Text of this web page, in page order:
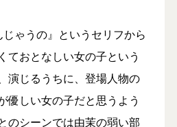
じゃうの』というセリフから
ておとなしい女の子という
演じるうちに、登場人物の
優しい女の子だと思うよう
のシーンでは由茉の弱い部